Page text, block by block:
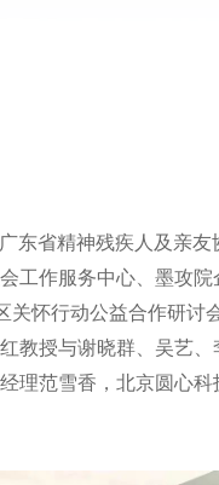
东省精神残疾人及亲
工作服务中心、墨攻
关怀行动公益合作研
教授与谢晓群、吴艺
理范雪香，北京圆心